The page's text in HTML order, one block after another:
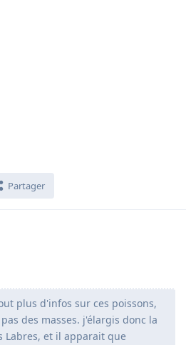
Partager
plus d'infos sur ces poissons,
des masses. j'élargis donc la
Labres, et il apparait que